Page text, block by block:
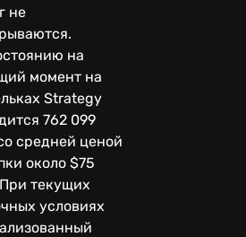
не
на
момент на
Strategy
762 099
средней ценой
около $75
текущих
условиях